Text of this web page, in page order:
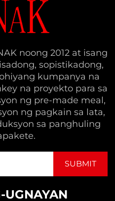
noong 2012 at isang
sopistikadong,
kumpanya na
na proyekto para sa
ng pre-made meal,
ng pagkain sa lata,
sa panghuling
UGNAYAN